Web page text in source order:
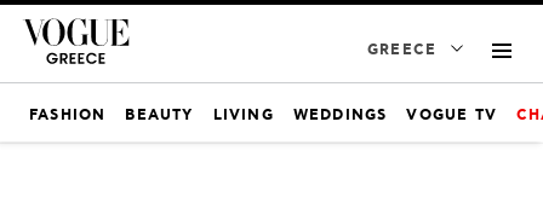
GREECE
FASHION BEAUTY LIVING WEDDINGS VOGUE TV